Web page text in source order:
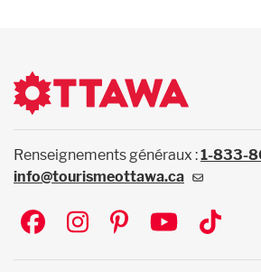
Renseignements généraux :1-833-
info@tourismeottawa.ca
Social